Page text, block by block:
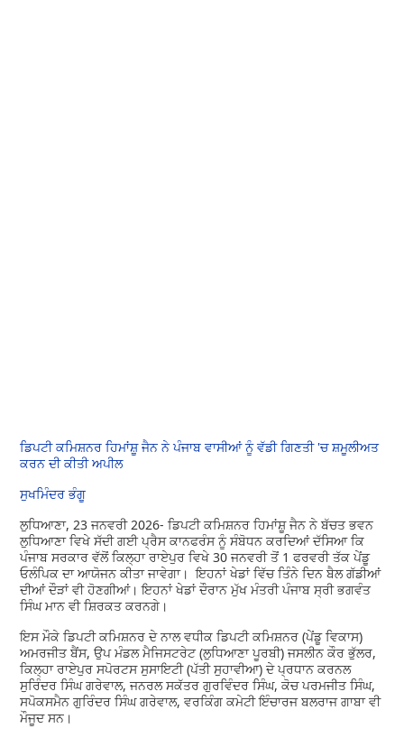
ਡਿਪਟੀ ਕਮਿਸ਼ਨਰ ਹਿਮਾਂਸ਼ੂ ਜੈਨ ਨੇ ਪੰਜਾਬ ਵਾਸੀਆਂ ਨੂੰ ਵੱਡੀ ਗਿਣਤੀ 'ਚ ਸ਼ਮੂਲੀਅਤ
ਕਰਨ ਦੀ ਕੀਤੀ ਅਪੀਲ
ਸੁਖਮਿੰਦਰ ਭੰਗੂ
ਲੁਧਿਆਣਾ, 23 ਜਨਵਰੀ 2026- ਡਿਪਟੀ ਕਮਿਸ਼ਨਰ ਹਿਮਾਂਸ਼ੂ ਜੈਨ ਨੇ ਬੱਚਤ ਭਵਨ
ਲੁਧਿਆਣਾ ਵਿਖੇ ਸੱਦੀ ਗਈ ਪ੍ਰੈਸ ਕਾਨਫਰੰਸ ਨੂੰ ਸੰਬੋਧਨ ਕਰਦਿਆਂ ਦੱਸਿਆ ਕਿ
ਪੰਜਾਬ ਸਰਕਾਰ ਵੱਲੋਂ ਕਿਲ੍ਹਾ ਰਾਏਪੁਰ ਵਿਖੇ 30 ਜਨਵਰੀ ਤੋਂ 1 ਫਰਵਰੀ ਤੱਕ ਪੇਂਡੂ
ਓਲੰਪਿਕ ਦਾ ਆਯੋਜਨ ਕੀਤਾ ਜਾਵੇਗਾ। ਇਹਨਾਂ ਖੇਡਾਂ ਵਿੱਚ ਤਿੰਨੇ ਦਿਨ ਬੈਲ ਗੱਡੀਆਂ
ਦੀਆਂ ਦੌੜਾਂ ਵੀ ਹੋਣਗੀਆਂ। ਇਹਨਾਂ ਖੇਡਾਂ ਦੌਰਾਨ ਮੁੱਖ ਮੰਤਰੀ ਪੰਜਾਬ ਸ੍ਰੀ ਭਗਵੰਤ
ਸਿੰਘ ਮਾਨ ਵੀ ਸ਼ਿਰਕਤ ਕਰਨਗੇ।
ਇਸ ਮੌਕੇ ਡਿਪਟੀ ਕਮਿਸ਼ਨਰ ਦੇ ਨਾਲ ਵਧੀਕ ਡਿਪਟੀ ਕਮਿਸ਼ਨਰ (ਪੇਂਡੂ ਵਿਕਾਸ)
ਅਮਰਜੀਤ ਬੈਂਸ, ਉਪ ਮੰਡਲ ਮੈਜਿਸਟਰੇਟ (ਲੁਧਿਆਣਾ ਪੂਰਬੀ) ਜਸਲੀਨ ਕੌਰ ਭੁੱਲਰ,
ਕਿਲ੍ਹਾ ਰਾਏਪੁਰ ਸਪੋਰਟਸ ਸੁਸਾਇਟੀ (ਪੱਤੀ ਸੁਹਾਵੀਆ) ਦੇ ਪ੍ਰਧਾਨ ਕਰਨਲ
ਸੁਰਿੰਦਰ ਸਿੰਘ ਗਰੇਵਾਲ, ਜਨਰਲ ਸਕੱਤਰ ਗੁਰਵਿੰਦਰ ਸਿੰਘ, ਕੋਚ ਪਰਮਜੀਤ ਸਿੰਘ,
ਸਪੋਕਸਮੈਨ ਗੁਰਿੰਦਰ ਸਿੰਘ ਗਰੇਵਾਲ, ਵਰਕਿੰਗ ਕਮੇਟੀ ਇੰਚਾਰਜ ਬਲਰਾਜ ਗਾਬਾ ਵੀ
ਮੌਜੂਦ ਸਨ।